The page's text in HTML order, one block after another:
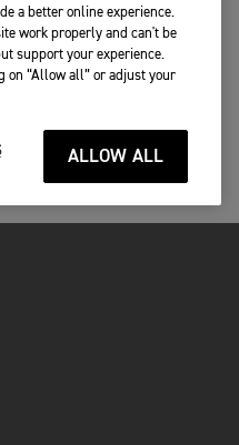
a better online experience.
work properly and can't be
support your experience.
on “Allow all” or adjust your
ALLOW ALL